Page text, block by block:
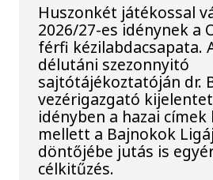
Huszonkét játékossal
2026/27-es idénynek a
férfi kézilabdacsapata.
délutáni szezonnyitó
sajtótájékoztatóján dr.
vezérigazgató
idényben a hazai
mellett a Bajnokok
döntőjébe jutás is
célkitűzés.